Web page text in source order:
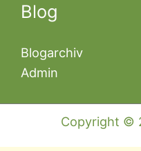
Blog
Blogarchiv
Admin
Copyright ©